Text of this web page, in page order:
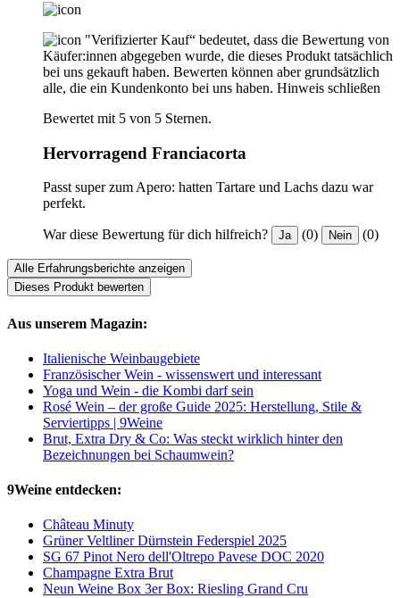
"Verifizierter Kauf“ bedeutet, dass die Bewertung von
Käufer:innen abgegeben wurde, die dieses Produkt tatsächlich
bei uns gekauft haben. Bewerten können aber grundsätzlich
alle, die ein Kundenkonto bei uns haben. Hinweis schließen
Bewertet mit 5 von 5 Sternen.
Hervorragend Franciacorta
Passt super zum Apero: hatten Tartare und Lachs dazu war
perfekt.
War diese Bewertung für dich hilfreich? Ja (0) Nein (0)
Alle Erfahrungsberichte anzeigen
Dieses Produkt bewerten
Aus unserem Magazin:
Italienische Weinbaugebiete
Französischer Wein - wissenswert und interessant
Yoga und Wein - die Kombi darf sein
Rosé Wein – der große Guide 2025: Herstellung, Stile &
Serviertipps | 9Weine
Brut, Extra Dry & Co: Was steckt wirklich hinter den
Bezeichnungen bei Schaumwein?
9Weine entdecken:
Château Minuty
Grüner Veltliner Dürnstein Federspiel 2025
SG 67 Pinot Nero dell'Oltrepo Pavese DOC 2020
Champagne Extra Brut
Neun Weine Box 3er Box: Riesling Grand Cru